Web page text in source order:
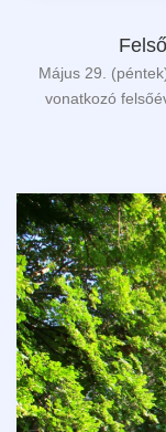
Május 29.
vonatkozó